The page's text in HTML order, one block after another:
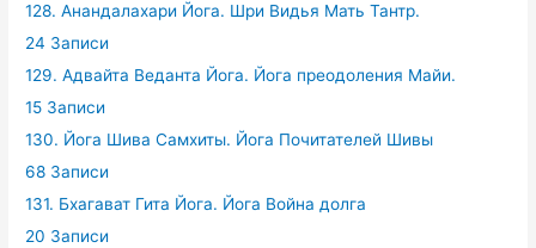
128. Анандалахари Йога. Шри Видья Мать Тантр.
24 Записи
129. Адвайта Веданта Йога. Йога преодоления Майи.
15 Записи
130. Йога Шива Самхиты. Йога Почитателей Шивы
68 Записи
131. Бхагават Гита Йога. Йога Война долга
20 Записи